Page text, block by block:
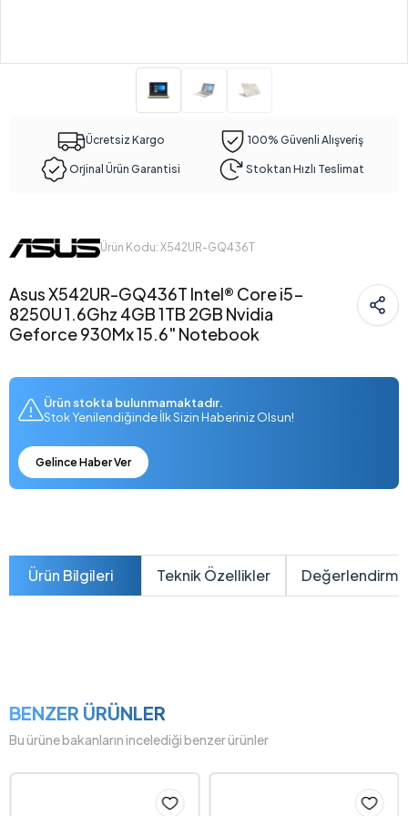
Ücretsiz Kargo 100% Güvenli Alışveriş
Orjinal Ürün Garantisi Stoktan Hızlı Teslimat
Ürün Kodu: X542UR-GQ436T
Asus X542UR-GQ436T Intel® Core i5-
8250U 1.6Ghz 4GB 1TB 2GB Nvidia
Geforce 930Mx 15.6" Notebook
Ürün stokta bulunmamaktadır.
Stok Yenilendiğinde İlk Sizin Haberiniz Olsun!
Gelince Haber Ver
Ürün Bilgileri Teknik Özellikler
BENZER ÜRÜNLER
Bu ürüne bakanların incelediği benzer ürünler